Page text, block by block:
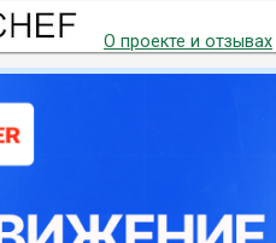
О проекте и отзывах